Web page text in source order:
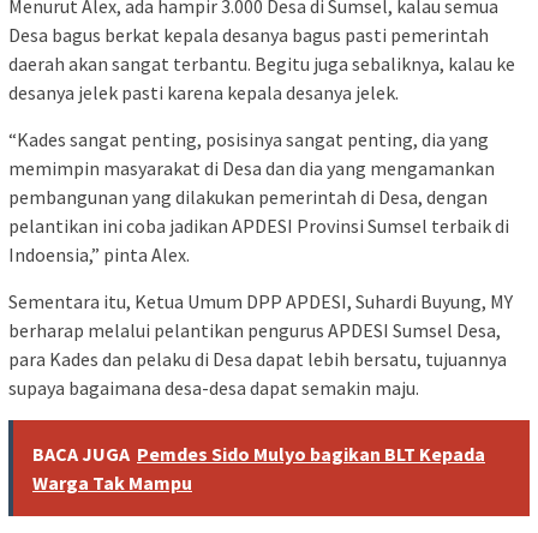
Menurut Alex, ada hampir 3.000 Desa di Sumsel, kalau semua
Desa bagus berkat kepala desanya bagus pasti pemerintah
daerah akan sangat terbantu. Begitu juga sebaliknya, kalau ke
desanya jelek pasti karena kepala desanya jelek.
“Kades sangat penting, posisinya sangat penting, dia yang
memimpin masyarakat di Desa dan dia yang mengamankan
pembangunan yang dilakukan pemerintah di Desa, dengan
pelantikan ini coba jadikan APDESI Provinsi Sumsel terbaik di
Indoensia,” pinta Alex.
Sementara itu, Ketua Umum DPP APDESI, Suhardi Buyung, MY
berharap melalui pelantikan pengurus APDESI Sumsel Desa,
para Kades dan pelaku di Desa dapat lebih bersatu, tujuannya
supaya bagaimana desa-desa dapat semakin maju.
BACA JUGA Pemdes Sido Mulyo bagikan BLT Kepada
Warga Tak Mampu